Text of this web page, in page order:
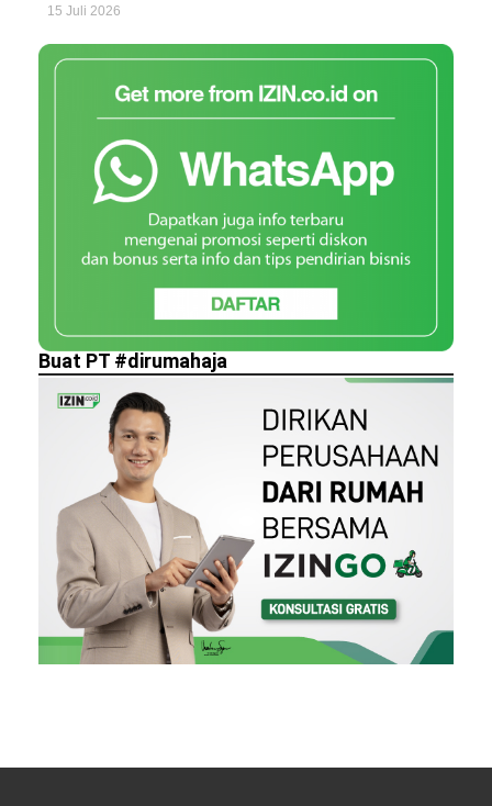
15 Juli 2026
Buat PT #dirumahaja